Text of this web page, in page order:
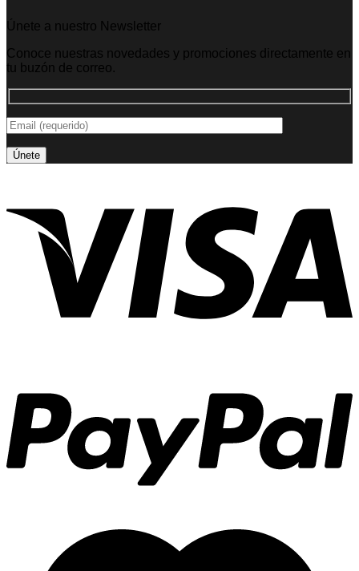
Únete a nuestro Newsletter
Conoce nuestras novedades y promociones directamente en
tu buzón de correo.